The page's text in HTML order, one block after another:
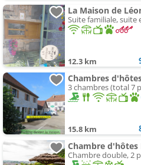
Suite familiale, suite
12.3 km
Chambres
3 chambres (total 7
15.8 km
Chambre d'hôtes
Chambre double, 2